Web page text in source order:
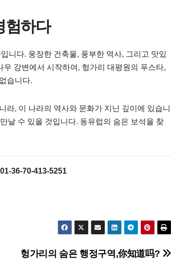
험하다
니다. 웅장한 건축물, 풍부한 역사, 그리고 맛있
강변에서 시작하여, 헝가리 대평원의 푸스타,
습니다.
, 이 나라의 역사와 문화가 지닌 깊이에 있습니
날 수 있을 것입니다. 동유럽의 숨은 보석을 찾
36-70-413-5251
헝가리의 숨은 행정구역,你知道吗?